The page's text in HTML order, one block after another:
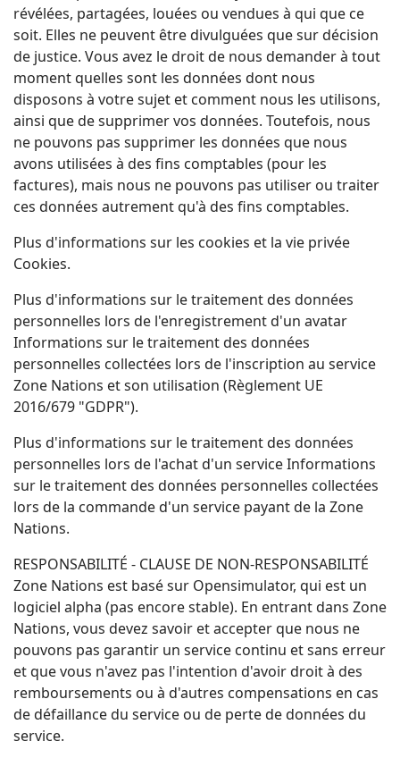
révélées, partagées, louées ou vendues à qui que ce
soit. Elles ne peuvent être divulguées que sur décision
de justice. Vous avez le droit de nous demander à tout
moment quelles sont les données dont nous
disposons à votre sujet et comment nous les utilisons,
ainsi que de supprimer vos données. Toutefois, nous
ne pouvons pas supprimer les données que nous
avons utilisées à des fins comptables (pour les
factures), mais nous ne pouvons pas utiliser ou traiter
ces données autrement qu'à des fins comptables.
Plus d'informations sur les cookies et la vie privée
Cookies.
Plus d'informations sur le traitement des données
personnelles lors de l'enregistrement d'un avatar
Informations sur le traitement des données
personnelles collectées lors de l'inscription au service
Zone Nations et son utilisation (Règlement UE
2016/679 "GDPR").
Plus d'informations sur le traitement des données
personnelles lors de l'achat d'un service Informations
sur le traitement des données personnelles collectées
lors de la commande d'un service payant de la Zone
Nations.
RESPONSABILITÉ - CLAUSE DE NON-RESPONSABILITÉ
Zone Nations est basé sur Opensimulator, qui est un
logiciel alpha (pas encore stable). En entrant dans Zone
Nations, vous devez savoir et accepter que nous ne
pouvons pas garantir un service continu et sans erreur
et que vous n'avez pas l'intention d'avoir droit à des
remboursements ou à d'autres compensations en cas
de défaillance du service ou de perte de données du
service.